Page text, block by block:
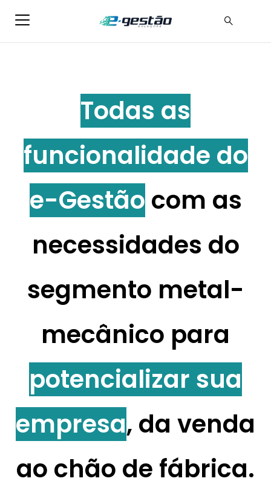
Todas as
funcionalidade do
e-Gestão com as
necessidades do
segmento metal-
mecânico para
potencializar sua
empresa, da venda
ao chão de fábrica.